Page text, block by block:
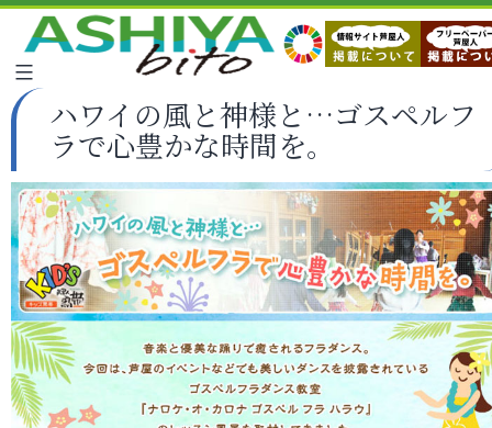
ハワイの風と神様と…ゴスペルフ
ラで心豊かな時間を。